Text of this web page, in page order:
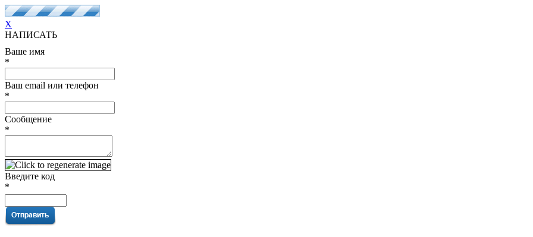
X
НАПИСАТЬ
Ваше имя
*
Ваш email или телефон
*
Сообщение
*
Введите код
*